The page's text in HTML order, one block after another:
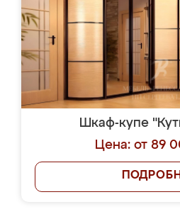
Шкаф-купе
Цена: от 89